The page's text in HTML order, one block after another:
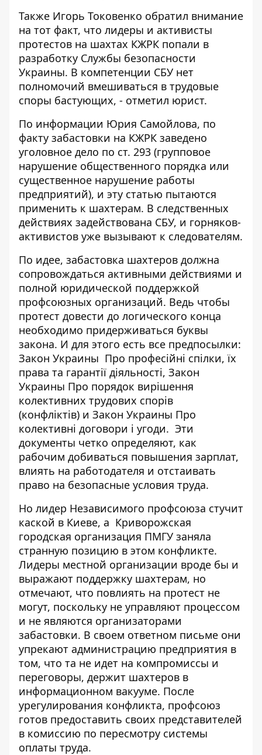
Также Игорь Токовенко обратил внимание
на тот факт, что лидеры и активисты
протестов на шахтах КЖРК попали в
разработку Службы безопасности
Украины. В компетенции СБУ нет
полномочий вмешиваться в трудовые
споры бастующих, - отметил юрист.
По информации Юрия Самойлова, по
факту забастовки на КЖРК заведено
уголовное дело по ст. 293 (групповое
нарушение общественного порядка или
существенное нарушение работы
предприятий), и эту статью пытаются
применить к шахтерам. В следственных
действиях задействована СБУ, и горняков-
активистов уже вызывают к следователям.
По идее, забастовка шахтеров должна
сопровождаться активными действиями и
полной юридической поддержкой
профсоюзных организаций. Ведь чтобы
протест довести до логического конца
необходимо придерживаться буквы
закона. И для этого есть все предпосылки:
Закон Украины Про професійні спілки, їх
права та гарантії діяльності, Закон
Украины Про порядок вирішення
колективних трудових спорів
(конфліктів) и Закон Украины Про
колективні договори і угоди. Эти
документы четко определяют, как
рабочим добиваться повышения зарплат,
влиять на работодателя и отстаивать
право на безопасные условия труда.
Но лидер Независимого профсоюза стучит
каской в Киеве, а Криворожская
городская организация ПМГУ заняла
странную позицию в этом конфликте.
Лидеры местной организации вроде бы и
выражают поддержку шахтерам, но
отмечают, что повлиять на протест не
могут, поскольку не управляют процессом
и не являются организаторами
забастовки. В своем ответном письме они
упрекают администрацию предприятия в
том, что та не идет на компромиссы и
переговоры, держит шахтеров в
информационном вакууме. После
урегулирования конфликта, профсоюз
готов предоставить своих представителей
в комиссию по пересмотру системы
оплаты труда.